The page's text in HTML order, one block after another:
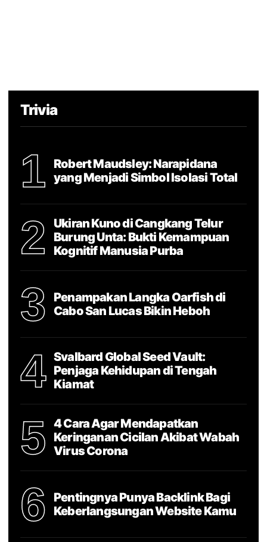
Trivia
1
Robert Maudsley: Narapidana
yang Menjadi Simbol Isolasi Total
2
Ukiran Kuno di Cangkang Telur
Burung Unta: Bukti Kemampuan
Kognitif Manusia Purba
3
Penampakan Langka Oarfish di
Cabo San Lucas Bikin Heboh
4
Svalbard Global Seed Vault:
Penjaga Kehidupan di Tengah
Kiamat
5
4 Cara Agar Mendapatkan
Keringanan Cicilan Akibat Wabah
Virus Corona
6
Pentingnya Punya Backlink Bagi
Keberlangsungan Website Kamu